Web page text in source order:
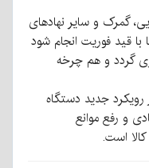
گمرک و سایر نهادهای
قید فوریت انجام شود
گردد و هم چرخه
جدید دستگاه
و رفع موانع
است.